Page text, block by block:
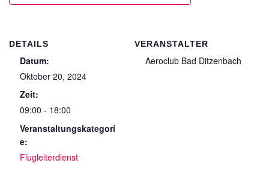
DETAILS
Datum:
Oktober 20, 2024
Zeit:
09:00 - 18:00
Veranstaltungskategori
e:
Flugleiterdienst
VERANSTALTER
Aeroclub Bad Ditzenbach